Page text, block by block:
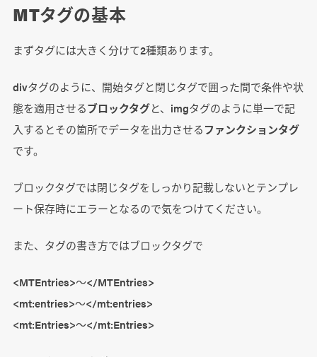
MTタグの基本
まずタグには大きく分けて2種類あります。
divタグのように、開始タグと閉じタグで囲った間で条件や状
態を適用させるブロックタグと、imgタグのように単一で記
入するとその箇所でデータを出力させるファンクションタグ
です。
ブロックタグでは閉じタグをしっかり記載しないとテンプレ
ート保存時にエラーとなるので気をつけてください。
また、タグの書き方ではブロックタグで
<MTEntries>～</MTEntries>
<mt:entries>～</mt:entries>
<mt:Entries>～</mt:Entries>